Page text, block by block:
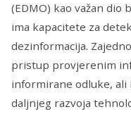
(EDMO) kao važan
ima kapacitete za
dezinformacija.
pristup provjerenim
informirane odluke, ali
daljnjeg razvoja